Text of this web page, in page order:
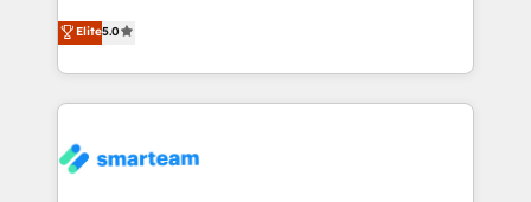
just like yours attract more high-quality leads
throughout each stage of the buying cycle with
enable sales teams with the process, technology and
training to smash targets.
design predictable, scalable revenue-driving
strategies. With offices in South Africa and London,
we take a RevOps-led approach that aligns sales,
marketing & service, breaks down silos, and gives
confidence. We deliver end to end strategy and
Elite5.0